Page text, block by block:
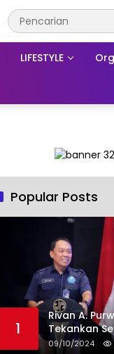
LIFESTYLE
Popular Posts
1
Rivan A.
Tekankan
dan
09/10/2024